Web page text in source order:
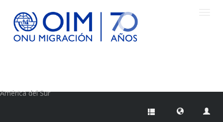
América del Sur